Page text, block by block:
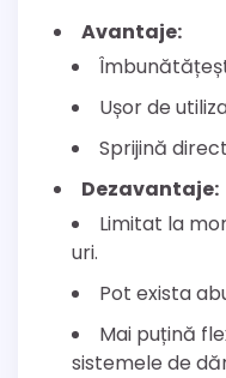
Avantaje:
Ușor de
Sprijină
Dezavantaje:
Limitat la
uri.
Pot exista
Mai puțină
sistemele de